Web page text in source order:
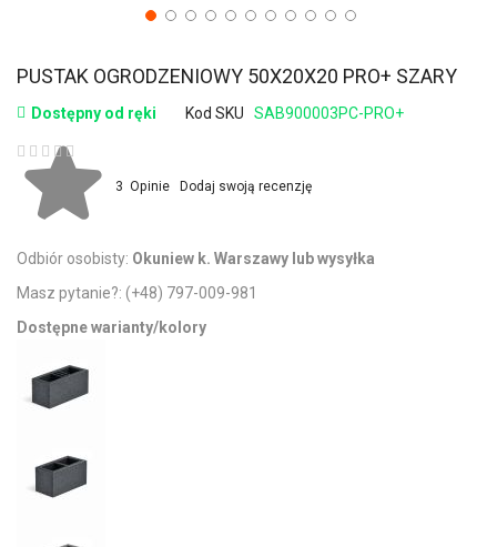
PUSTAK OGRODZENIOWY 50X20X20 PRO+ SZARY
Dostępny od ręki Kod SKU
SAB900003PC-PRO+
Ocena:
3 Opinie Dodaj swoją recenzję
Odbiór osobisty: Okuniew k. Warszawy lub wysyłka
Masz pytanie?: (+48) 797-009-981
Dostępne warianty/kolory